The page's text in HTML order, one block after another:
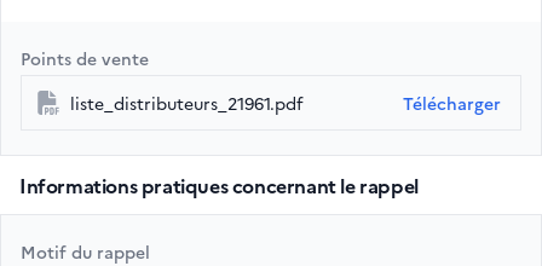
Points de vente
liste_distributeurs_21961.pdf
Télécharger
Informations pratiques concernant le rappel
Motif du rappel